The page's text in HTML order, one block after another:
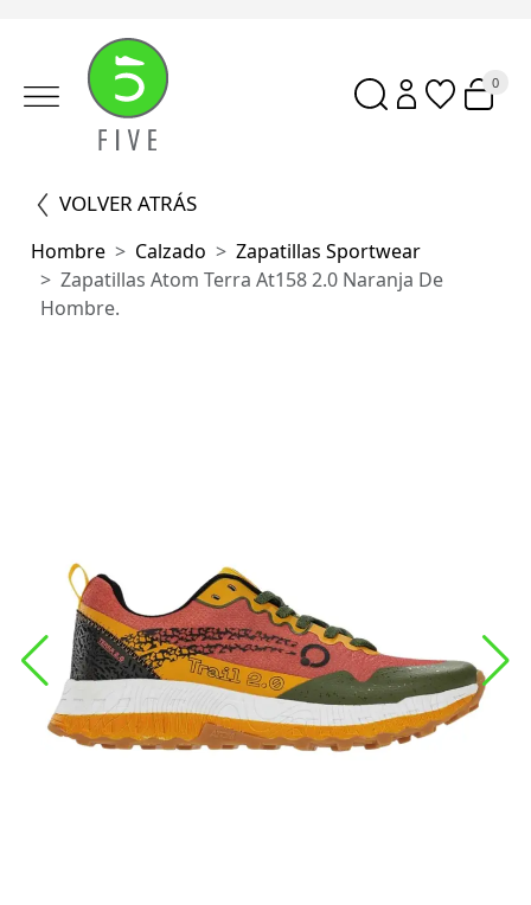
0
VOLVER ATRÁS
Hombre Calzado
Zapatillas Sportwear
Zapatillas Atom Terra At158 2.0 Naranja De
Hombre.